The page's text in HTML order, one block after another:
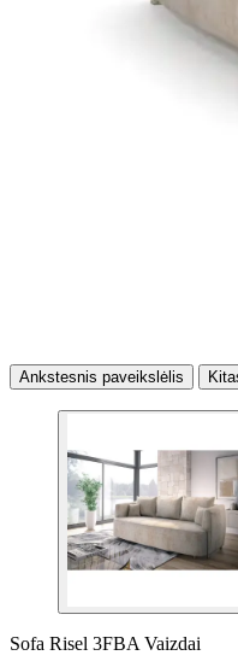
Ankstesnis paveikslėlis
Sofa Risel 3FBA Vaizdai